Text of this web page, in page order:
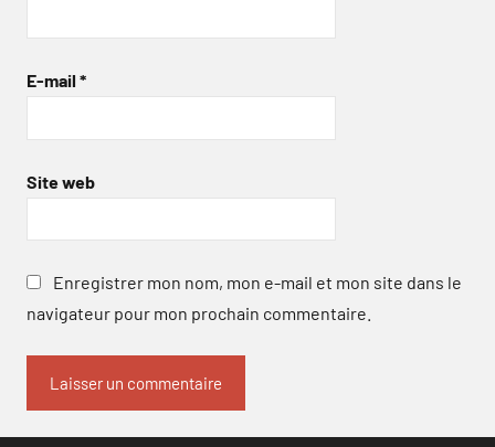
E-mail *
Site web
Enregistrer mon nom, mon e-mail et mon site dans le
navigateur pour mon prochain commentaire.